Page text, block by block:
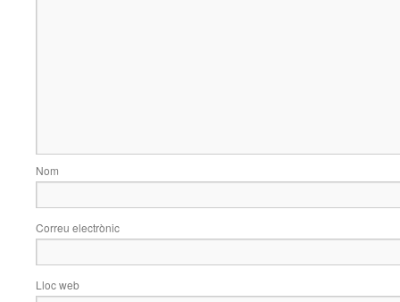
Nom
Correu electrònic
Lloc web